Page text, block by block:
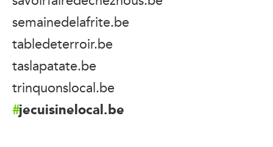
semainedelafrite.be
tabledeterroir.be
taslapatate.be
trinquonslocal.be
jecuisinelocal.be